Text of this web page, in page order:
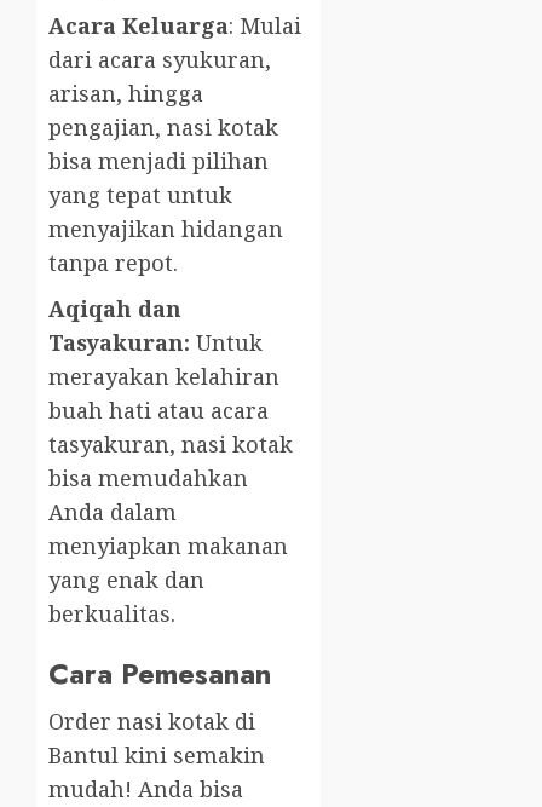
Acara Keluarga: Mulai
dari acara syukuran,
arisan, hingga
pengajian, nasi kotak
bisa menjadi pilihan
yang tepat untuk
menyajikan hidangan
tanpa repot.
Aqiqah dan
Tasyakuran: Untuk
merayakan kelahiran
buah hati atau acara
tasyakuran, nasi kotak
bisa memudahkan
Anda dalam
menyiapkan makanan
yang enak dan
berkualitas.
Cara Pemesanan
Order nasi kotak di
Bantul kini semakin
mudah! Anda bisa